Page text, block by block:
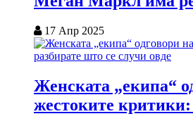
17 Апр 2025
Женската „екипа“
жестоките